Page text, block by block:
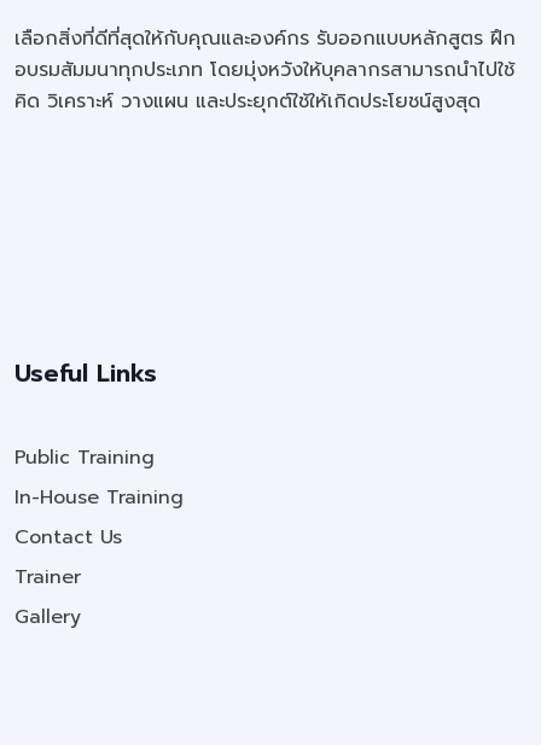
เลือกสิ่งที่ดีที่สุดให้กับคุณและองค์กร รับออกแบบหลักสูตร ฝึก
อบรมสัมมนาทุกประเภท โดยมุ่งหวังให้บุคลากรสามารถนำไปใช้
คิด วิเคราะห์ วางแผน และประยุกต์ใช้ให้เกิดประโยชน์สูงสุด
Useful Links
Public Training
In-House Training
Contact Us
Trainer
Gallery